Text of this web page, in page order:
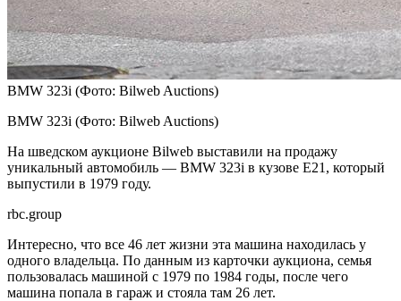
BMW 323i (Фото: Bilweb Auctions)
BMW 323i (Фото: Bilweb Auctions)
На шведском аукционе Bilweb выставили на продажу
уникальный автомобиль — BMW 323i в кузове E21, который
выпустили в 1979 году.
rbc.group
Интересно, что все 46 лет жизни эта машина находилась у
одного владельца. По данным из карточки аукциона, семья
пользовалась машиной с 1979 по 1984 годы, после чего
машина попала в гараж и стояла там 26 лет.